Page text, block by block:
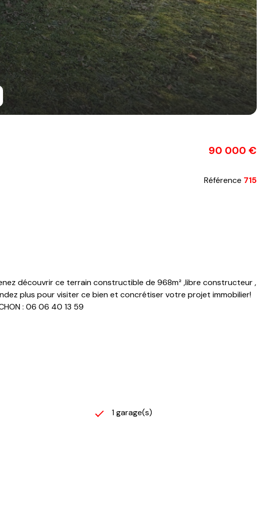
90 000 €
Référence 715
découvrir ce terrain constructible de 968m² ,libre constructeur ,
plus pour visiter ce bien et concrétiser votre projet immobilier!
: 06 06 40 13 59
1 garage(s)